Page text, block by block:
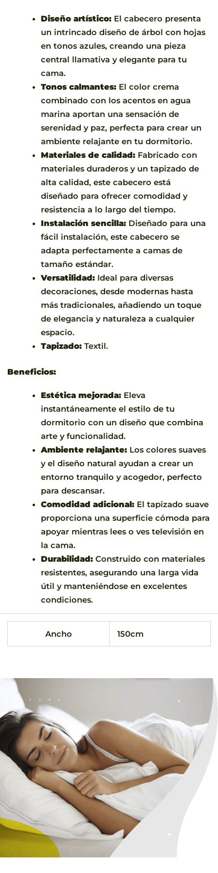
Diseño artístico: El cabecero presenta
un intrincado diseño de árbol con hojas
en tonos azules, creando una pieza
central llamativa y elegante para tu
cama.
Tonos calmantes: El color crema
combinado con los acentos en agua
marina aportan una sensación de
serenidad y paz, perfecta para crear un
ambiente relajante en tu dormitorio.
Materiales de calidad: Fabricado con
materiales duraderos y un tapizado de
alta calidad, este cabecero está
diseñado para ofrecer comodidad y
resistencia a lo largo del tiempo.
Instalación sencilla: Diseñado para una
fácil instalación, este cabecero se
adapta perfectamente a camas de
tamaño estándar.
Versatilidad: Ideal para diversas
decoraciones, desde modernas hasta
más tradicionales, añadiendo un toque
de elegancia y naturaleza a cualquier
espacio.
Tapizado: Textil.
Beneficios:
Estética mejorada: Eleva
instantáneamente el estilo de tu
dormitorio con un diseño que combina
arte y funcionalidad.
Ambiente relajante: Los colores suaves
y el diseño natural ayudan a crear un
entorno tranquilo y acogedor, perfecto
para descansar.
Comodidad adicional: El tapizado suave
proporciona una superficie cómoda para
apoyar mientras lees o ves televisión en
la cama.
Durabilidad: Construido con materiales
resistentes, asegurando una larga vida
útil y manteniéndose en excelentes
condiciones.
Ancho 150cm